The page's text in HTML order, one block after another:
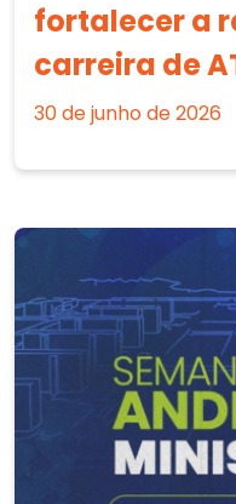
fortalecer a
carreira de
30 de junho de 2026